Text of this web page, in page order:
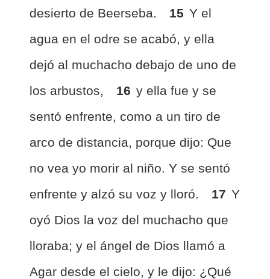
desierto de Beerseba.
15 Y el
agua en el odre se acabó, y ella
dejó al muchacho debajo de uno de
los arbustos,
16 y ella fue y se
sentó enfrente, como a un tiro de
arco de distancia, porque dijo: Que
no vea yo morir al niño. Y se sentó
enfrente y alzó su voz y lloró.
17 Y
oyó Dios la voz del muchacho que
lloraba; y el ángel de Dios llamó a
Agar desde el cielo, y le dijo: ¿Qué